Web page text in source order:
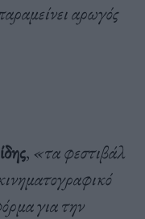
αρωγός
, «τα φεστιβάλ
για την